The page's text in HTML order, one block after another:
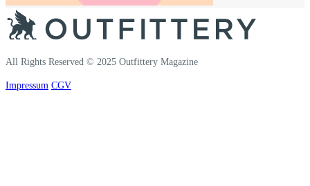
All Rights Reserved © 2025 Outfittery Magazine
Impressum CGV